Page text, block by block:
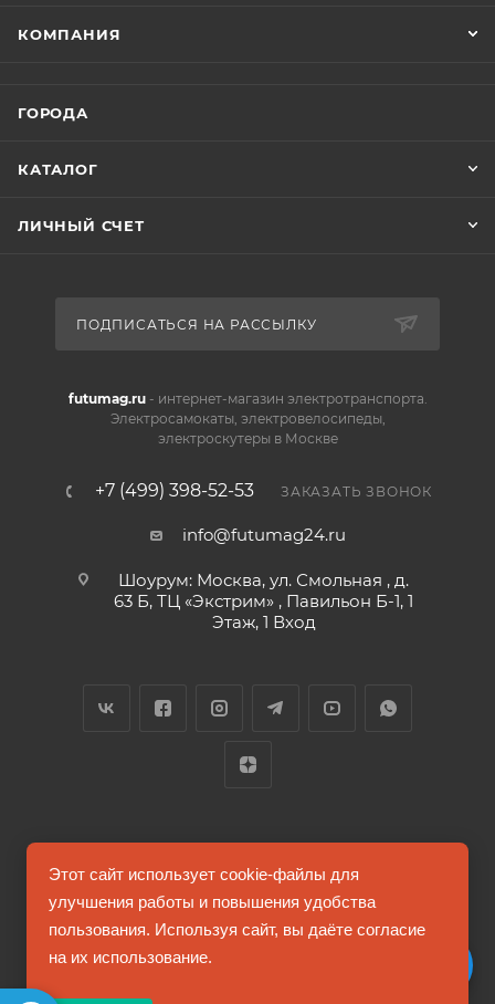
КОМПАНИЯ
ГОРОДА
КАТАЛОГ
ЛИЧНЫЙ СЧЕТ
ПОДПИСАТЬСЯ НА РАССЫЛКУ
futumag.ru- интернет-магазин электротранспорта.
Электросамокаты, электровелосипеды,
электроскутеры в Москве
+7 (499) 398-52-53 ЗАКАЗАТЬ ЗВОНОК
info@futumag24.ru
Шоурум: Москва, ул. Смольная , д.
63 Б, ТЦ «Экстрим» , Павильон Б-1, 1
Этаж, 1 Вход
2026 © FUTUMAG.RU
Информация на сайте не является публичной офертой
Этот сайт использует cookie-файлы для
улучшения работы и повышения удобства
пользования. Используя сайт, вы даёте согласие
на их использование.